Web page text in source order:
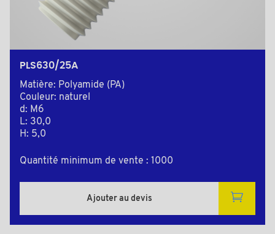
PLS630/25A
Matière: Polyamide (PA)
Couleur: naturel
d: M6
L: 30,0
H: 5,0
Quantité minimum de vente : 1000
Ajouter au devis